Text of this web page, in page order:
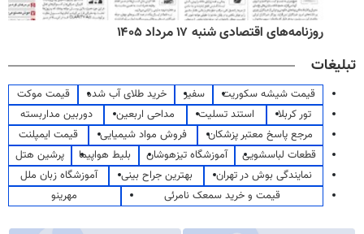
روزنامه‌های اقتصادی شنبه ۱۷ مرداد ۱۴۰۵
تبلیغات
قیمت شیشه سکوریت سفیر خرید طلای آب شده
قیمت موکت
تور کربلا
استند تسلیت مداحی اربعین
دوربین مداربسته
مرجع پاسخ معتبر پزشکان
فروش مواد شیمیایی
قیمت ایمپلنت
قطعات لباسشویی
آموزشگاه تیزهوشان بلیط هواپیما
پرشین هتل
نمایندگی بوش در تهران
بهترین جراح بینی
آموزشگاه زبان ملل
قیمت و خرید سمعک نامرئی
مهرینو